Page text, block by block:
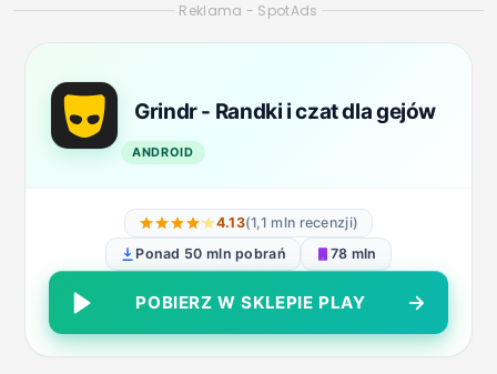
Reklama - SpotAds
Grindr - Randki i czat dla gejów
ANDROID
4.13(1,1 mln recenzji)
Ponad 50 mln pobrań
78 mln
POBIERZ W SKLEPIE PLAY